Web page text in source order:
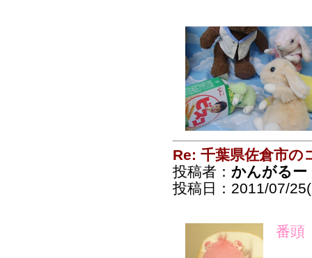
Re: 千葉県佐倉市の
投稿者： かんがるー
投稿日：2011/07/
番